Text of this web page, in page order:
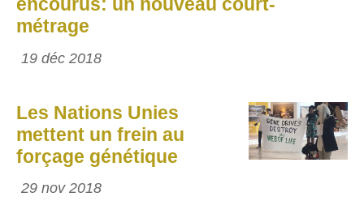
encourus: un nouveau court-
métrage
19 déc 2018
Les Nations Unies
mettent un frein au
forçage génétique
29 nov 2018